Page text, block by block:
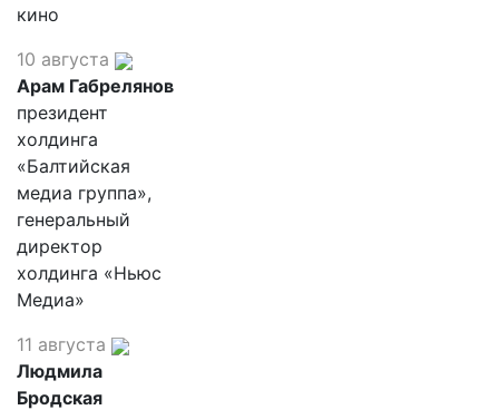
кино
10 августа
Арам Габрелянов
президент
холдинга
«Балтийская
медиа группа»,
генеральный
директор
холдинга «Ньюс
Медиа»
11 августа
Людмила
Бродская